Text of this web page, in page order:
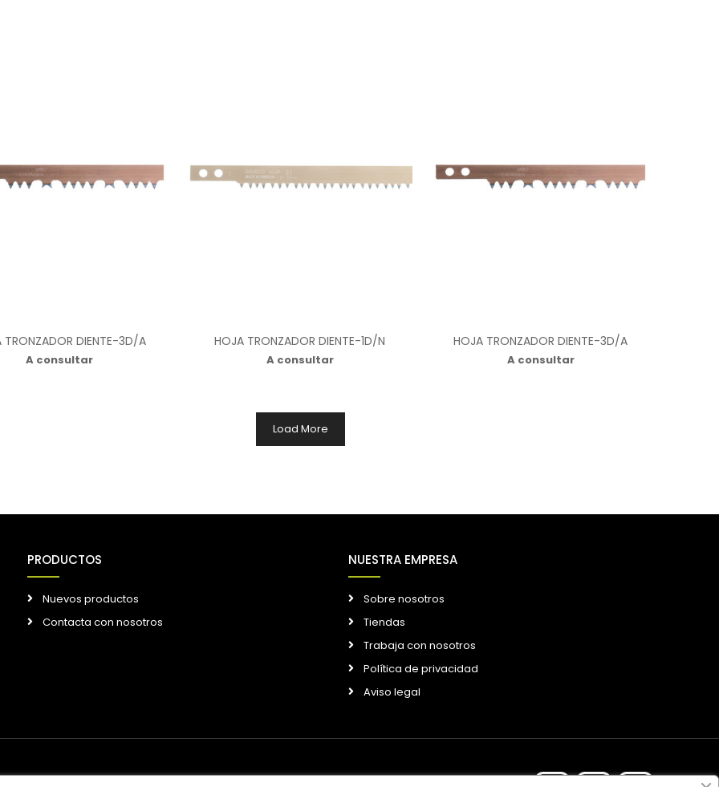
TRONZADOR DIENTE-3D/A
A consultar
HOJA TRONZADOR DIENTE-1D/N
A consultar
HOJA TRONZADOR DIENTE-3D/A
A consultar
Load More
PRODUCTOS
Nuevos productos
Contacta con nosotros
NUESTRA EMPRESA
Sobre nosotros
Tiendas
Trabaja con nosotros
Política de privacidad
Aviso legal